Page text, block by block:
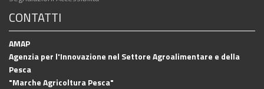
CONTATTI
AMAP
Agenzia per l'Innovazione nel Settore Agroalimentare e della
Pesca
"Marche Agricoltura Pesca"